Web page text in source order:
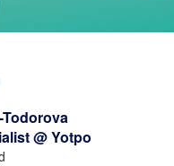
@ Yotpo